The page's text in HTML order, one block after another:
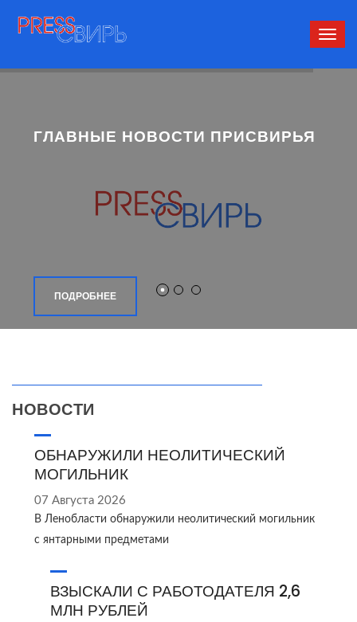
ГЛАВНЫЕ НОВОСТИ ПРИСВИРЬЯ
ПОДРОБНЕЕ
НОВОСТИ
ОБНАРУЖИЛИ НЕОЛИТИЧЕСКИЙ
МОГИЛЬНИК
07 Августа 2026
В Ленобласти обнаружили неолитический могильник
с янтарными предметами
ВЗЫСКАЛИ С РАБОТОДАТЕЛЯ 2,6
МЛН РУБЛЕЙ